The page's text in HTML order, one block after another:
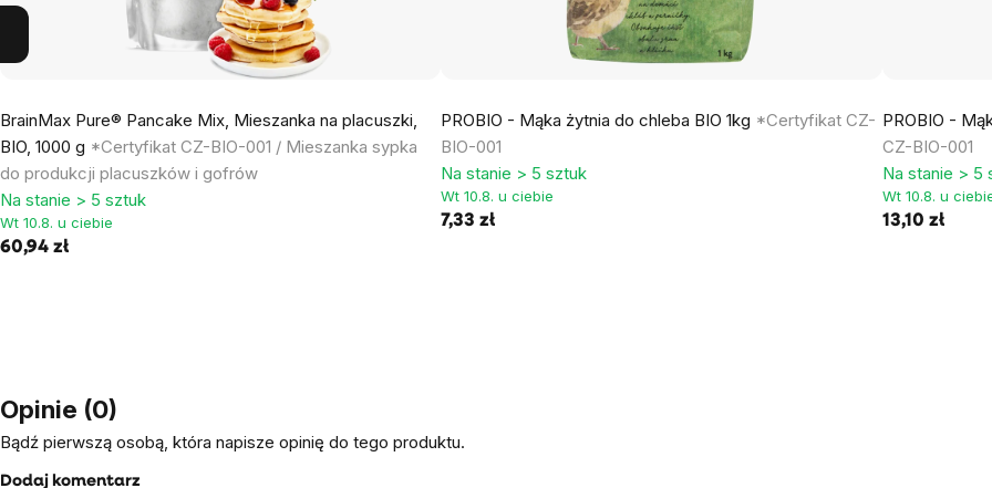
BrainMax Pure® Pancake Mix, Mieszanka na placuszki,
BIO, 1000 g *Certyfikat CZ-BIO-001 / Mieszanka sypka
do produkcji placuszków i gofrów
Na stanie > 5 sztuk
Wt 10.8. u ciebie
60,94 zł
PROBIO - Mąka żytnia do chleba BIO 1kg *Certyfikat CZ-
BIO-001
Na stanie > 5 sztuk
Wt 10.8. u ciebie
7,33 zł
PROBIO -
CZ-BIO-001
Na stanie > 5
Wt 10.8. u
13,10 zł
Opinie (0)
Bądź pierwszą osobą, która napisze opinię do tego produktu.
Dodaj komentarz